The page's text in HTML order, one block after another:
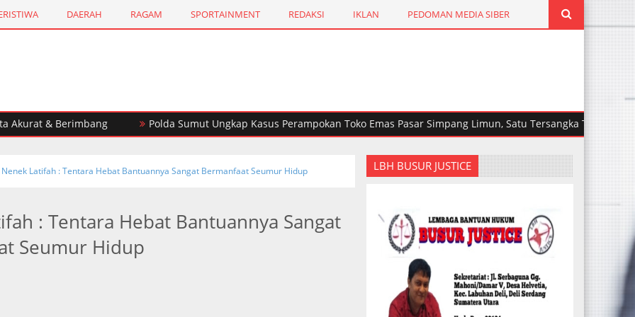
DAERAH RAGAM SPORTAINMENT REDAKSI IKLAN PEDOMAN MEDIA SIBER
& Berimbang Polda Sumut Ungkap Kasus Perampokan Toko Emas Pasar Simpang Limun, Satu Tersangka Tewas Ditembak
Nenek Latifah : Tentara Hebat Bantuannya Sangat Bermanfaat Seumur Hidup
: Tentara Hebat Bantuannya Sangat
Seumur Hidup
LBH BUSUR JUSTICE